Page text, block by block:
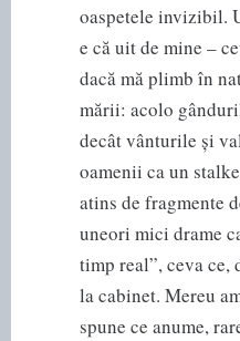
oaspetele invizibil.
e că uit de mine –
dacă mă plimb în
mării: acolo
decât vânturile și
oamenii ca un
atins de fragmente
uneori mici drame
timp real”, ceva ce,
la cabinet. Mereu
spune ce anume,